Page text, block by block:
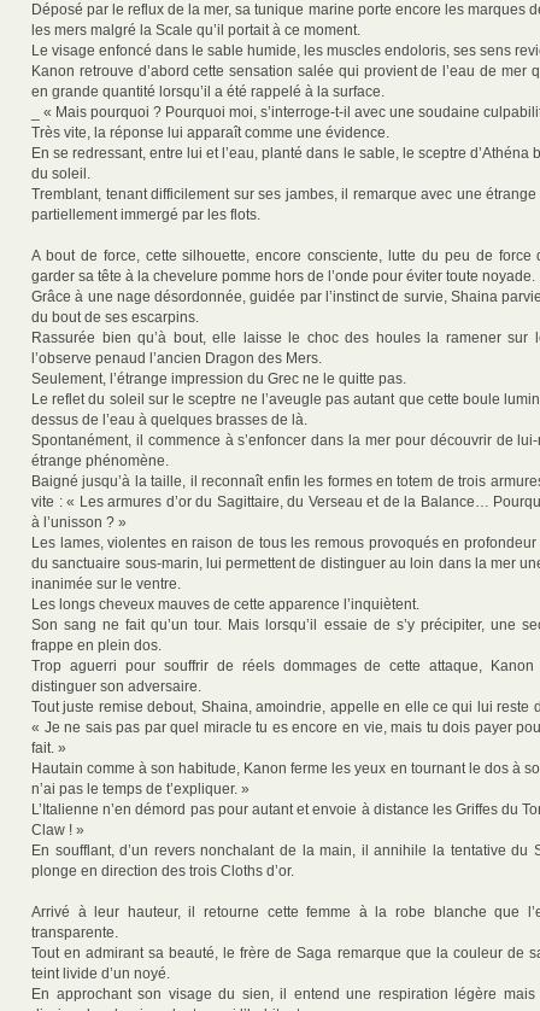
Déposé par le reflux de la mer, sa tunique marine porte encore les marques
les mers malgré la Scale qu’il portait à ce moment.
Le visage enfoncé dans le sable humide, les muscles endoloris, ses sens
Kanon retrouve d’abord cette sensation salée qui provient de l’eau de mer
en grande quantité lorsqu’il a été rappelé à la surface.
_ « Mais pourquoi ? Pourquoi moi, s’interroge-t-il avec une soudaine
Très vite, la réponse lui apparaît comme une évidence.
En se redressant, entre lui et l’eau, planté dans le sable, le sceptre d’Athéna
du soleil.
Tremblant, tenant difficilement sur ses jambes, il remarque avec une
partiellement immergé par les flots.
A bout de force, cette silhouette, encore consciente, lutte du peu de force
garder sa tête à la chevelure pomme hors de l’onde pour éviter toute noyade.
Grâce à une nage désordonnée, guidée par l’instinct de survie, Shaina
du bout de ses escarpins.
Rassurée bien qu’à bout, elle laisse le choc des houles la ramener sur
l’observe penaud l’ancien Dragon des Mers.
Seulement, l’étrange impression du Grec ne le quitte pas.
Le reflet du soleil sur le sceptre ne l’aveugle pas autant que cette boule
dessus de l’eau à quelques brasses de là.
Spontanément, il commence à s’enfoncer dans la mer pour découvrir de
étrange phénomène.
Baigné jusqu’à la taille, il reconnaît enfin les formes en totem de trois
vite : « Les armures d’or du Sagittaire, du Verseau et de la Balance…
à l’unisson ? »
Les lames, violentes en raison de tous les remous provoqués en profondeur
du sanctuaire sous-marin, lui permettent de distinguer au loin dans la mer
inanimée sur le ventre.
Les longs cheveux mauves de cette apparence l’inquiètent.
Son sang ne fait qu’un tour. Mais lorsqu’il essaie de s’y précipiter, une
frappe en plein dos.
Trop aguerri pour souffrir de réels dommages de cette attaque,
distinguer son adversaire.
Tout juste remise debout, Shaina, amoindrie, appelle en elle ce qui lui reste
« Je ne sais pas par quel miracle tu es encore en vie, mais tu dois payer
fait. »
Hautain comme à son habitude, Kanon ferme les yeux en tournant le dos à
n’ai pas le temps de t’expliquer. »
L’Italienne n’en démord pas pour autant et envoie à distance les Griffes du
Claw ! »
En soufflant, d’un revers nonchalant de la main, il annihile la tentative du
plonge en direction des trois Cloths d’or.
Arrivé à leur hauteur, il retourne cette femme à la robe blanche que
transparente.
Tout en admirant sa beauté, le frère de Saga remarque que la couleur de
teint livide d’un noyé.
En approchant son visage du sien, il entend une respiration légère mais